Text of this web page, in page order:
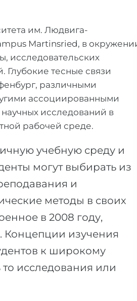
им. Людвига-
Martinsried, в
исследовательских
Глубокие тесные связи
различными
ассоциированными
исследований в
рабочей среде.
учебную среду и
могут выбирать из
и
методы в своих
в 2008 году,
Концепции изучения
к широкому
то исследования или